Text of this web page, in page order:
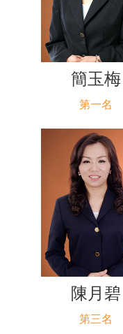
簡玉梅
第一名
陳月碧
第三名